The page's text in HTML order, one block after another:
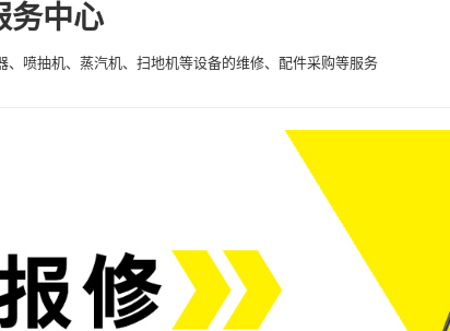
务中心
、喷抽机、蒸汽机、扫地机等设备的维修、配件采购等服务